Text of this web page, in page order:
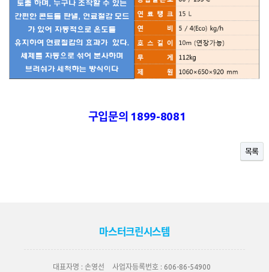
구입문의 1899-8081
목록
마스터크린시스템
대표자명 : 손영선 사업자등록번호 : 606-86-54900